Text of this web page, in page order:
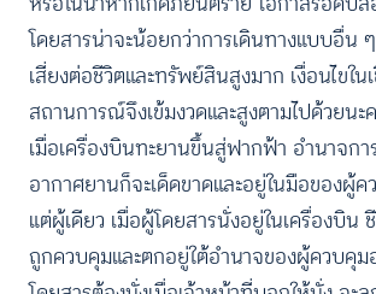
โดยสารน่าจะน้อยกว่าการเดินทางแบบอื่น
เสี่ยงต่อชีวิตและทรัพย์สินสูงมาก เงื่อนไขใ
สถานการณ์จึงเข้มงวดและสูงตามไปด้วยนะ
เมื่อเครื่องบินทะยานขึ้นสู่ฟากฟ้า อำนาจกา
อากาศยานก็จะเด็ดขาดและอยู่ในมือของผู้
แต่ผู้เดียว เมื่อผู้โดยสารนั่งอยู่ในเครื่องบิน
ถูกควบคุมและตกอยู่ใต้อำนาจของผู้ควบคุ